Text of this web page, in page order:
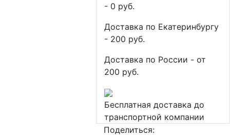
- 0 руб.
Доставка по Екатеринбургу
- 200 руб.
Доставка по России - от
200 руб.
Бесплатная доставка до
транспортной компании
Поделиться: